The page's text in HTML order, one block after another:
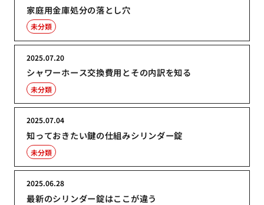
家庭用金庫処分の落とし穴
未分類
シャワーホース交換費用とその内訳を知る
2025.07.20
未分類
知っておきたい鍵の仕組みシリンダー錠
2025.07.04
未分類
最新のシリンダー錠はここが違う
2025.06.28